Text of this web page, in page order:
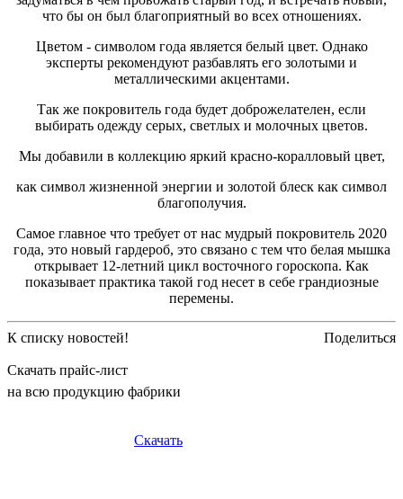
что бы он был благоприятный во всех отношениях.
Цветом - символом года является белый цвет. Однако
эксперты рекомендуют разбавлять его золотыми и
металлическими акцентами.
Так же покровитель года будет доброжелателен, если
выбирать одежду серых, светлых и молочных цветов.
Мы добавили в коллекцию яркий красно-коралловый цвет,
как символ жизненной энергии и золотой блеск как символ
благополучия.
Самое главное что требует от нас мудрый покровитель 2020
года, это новый гардероб, это связано с тем что белая мышка
открывает 12-летний цикл восточного гороскопа. Как
показывает практика такой год несет в себе грандиозные
перемены.
К списку новостей! Поделиться
Скачать прайс-лист
на всю продукцию фабрики
Скачать